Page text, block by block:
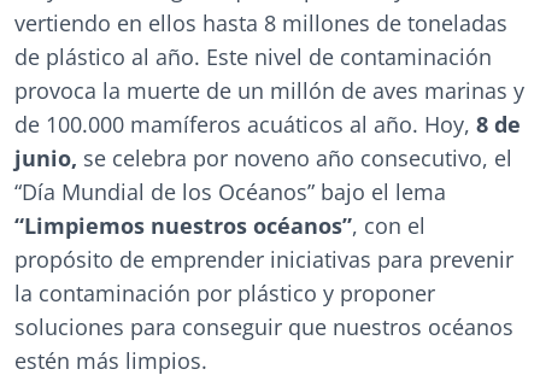
vertiendo en ellos hasta 8 millones de toneladas
de plástico al año. Este nivel de contaminación
provoca la muerte de un millón de aves marinas y
de 100.000 mamíferos acuáticos al año. Hoy, 8 de
junio, se celebra por noveno año consecutivo, el
“Día Mundial de los Océanos” bajo el lema
“Limpiemos nuestros océanos”, con el
propósito de emprender iniciativas para prevenir
la contaminación por plástico y proponer
soluciones para conseguir que nuestros océanos
estén más limpios.